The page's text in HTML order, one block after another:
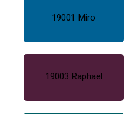
19001 Miro
19003 Raphael